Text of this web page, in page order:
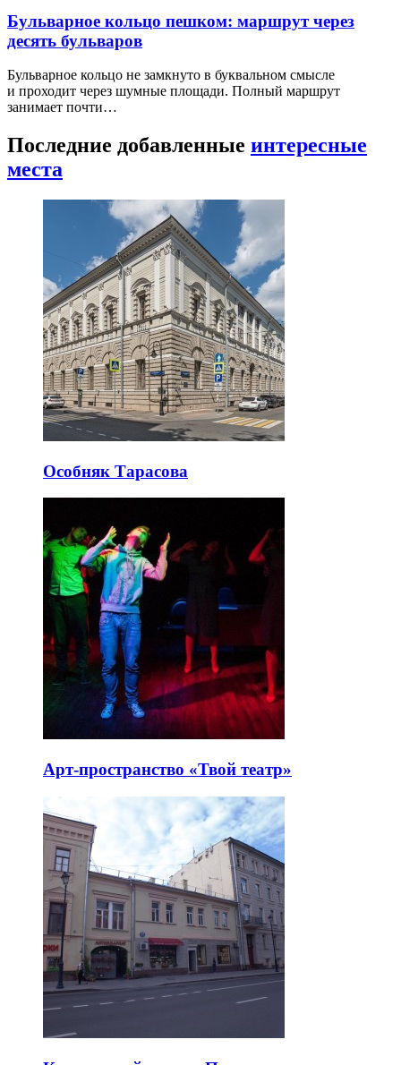
Бульварное кольцо пешком: маршрут через
десять бульваров
Бульварное кольцо не замкнуто в буквальном смысле
и проходит через шумные площади. Полный маршрут
занимает почти…
Последние добавленные интересные
места
Особняк Тарасова
Арт-пространство «Твой театр»